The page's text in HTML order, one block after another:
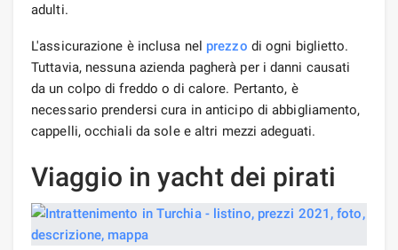
adulti.
L'assicurazione è inclusa nel prezzo di ogni biglietto.
Tuttavia, nessuna azienda pagherà per i danni causati
da un colpo di freddo o di calore. Pertanto, è
necessario prendersi cura in anticipo di abbigliamento,
cappelli, occhiali da sole e altri mezzi adeguati.
Viaggio in yacht dei pirati